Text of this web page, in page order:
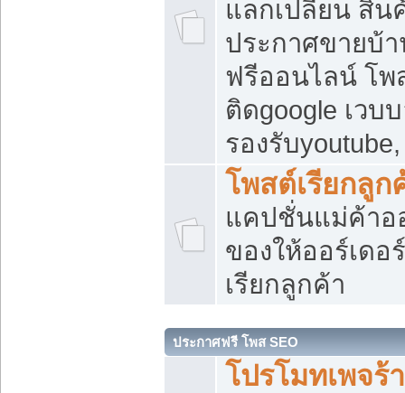
แลกเปลี่ยน สิน
ประกาศขายบ้
ฟรีออนไลน์ โพ
ติดgoogle เวบ
รองรับ
โพสต์เรียกลูก
แคปชั่นแม่ค้าอ
ของให้ออร์เดอ
เรียกลูกค้า
ประกาศฟรี โพส SEO
โปรโมทเพจร้